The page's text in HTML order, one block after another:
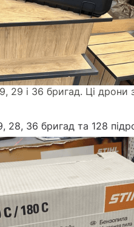
і 36 бригад. Ці дрони
28, 36 бригад та 128